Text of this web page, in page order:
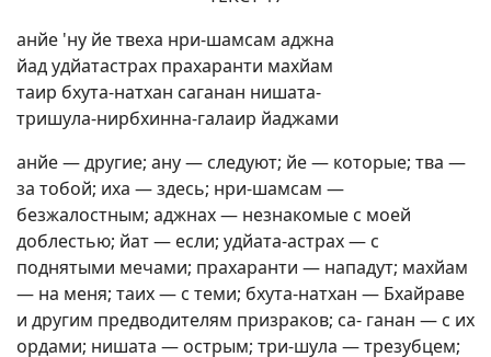
анйе 'ну йе твеха нри-шамсам аджна
йад удйатастрах прахаранти махйам
таир бхута-натхан саганан нишата-
тришула-нирбхинна-галаир йаджами
анйе — другие; ану — следуют; йе — которые; тва —
за тобой; иха — здесь; нри-шамсам —
безжалостным; аджнах — незнакомые с моей
доблестью; йат — если; удйата-астрах — с
поднятыми мечами; прахаранти — нападут; махйам
— на меня; таих — с теми; бхута-натхан — Бхайраве
и другим предводителям призраков; са- ганан — с их
ордами; нишата — острым; три-шула — трезубцем;